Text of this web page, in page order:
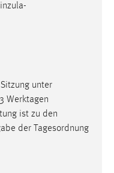
unter
Werktagen
ist zu den
der Tagesordnung